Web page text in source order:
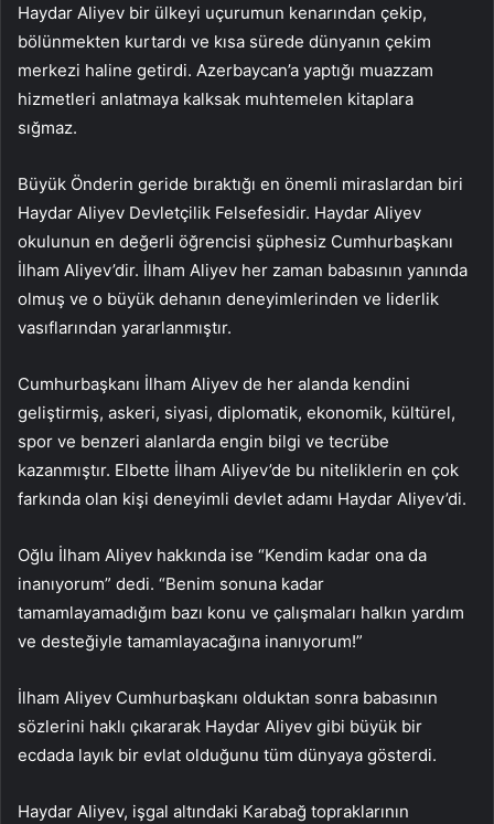
Haydar Aliyev bir ülkeyi uçurumun kenarından çekip,
bölünmekten kurtardı ve kısa sürede dünyanın çekim
merkezi haline getirdi. Azerbaycan’a yaptığı muazzam
hizmetleri anlatmaya kalksak muhtemelen kitaplara
sığmaz.
Büyük Önderin geride bıraktığı en önemli miraslardan biri
Haydar Aliyev Devletçilik Felsefesidir. Haydar Aliyev
okulunun en değerli öğrencisi şüphesiz Cumhurbaşkanı
İlham Aliyev’dir. İlham Aliyev her zaman babasının yanında
olmuş ve o büyük dehanın deneyimlerinden ve liderlik
vasıflarından yararlanmıştır.
Cumhurbaşkanı İlham Aliyev de her alanda kendini
geliştirmiş, askeri, siyasi, diplomatik, ekonomik, kültürel,
spor ve benzeri alanlarda engin bilgi ve tecrübe
kazanmıştır. Elbette İlham Aliyev’de bu niteliklerin en çok
farkında olan kişi deneyimli devlet adamı Haydar Aliyev’di.
Oğlu İlham Aliyev hakkında ise “Kendim kadar ona da
inanıyorum” dedi. “Benim sonuna kadar
tamamlayamadığım bazı konu ve çalışmaları halkın yardım
ve desteğiyle tamamlayacağına inanıyorum!”
İlham Aliyev Cumhurbaşkanı olduktan sonra babasının
sözlerini haklı çıkararak Haydar Aliyev gibi büyük bir
ecdada layık bir evlat olduğunu tüm dünyaya gösterdi.
Haydar Aliyev, işgal altındaki Karabağ topraklarının